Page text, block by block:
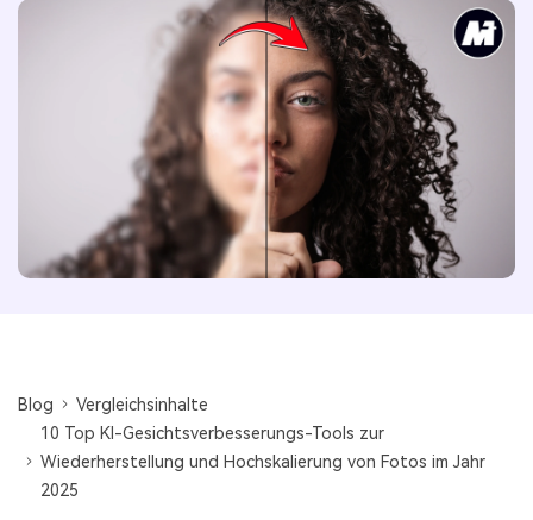
Blog
Vergleichsinhalte
10 Top KI-Gesichtsverbesserungs-Tools zur
Wiederherstellung und Hochskalierung von Fotos im Jahr
2025